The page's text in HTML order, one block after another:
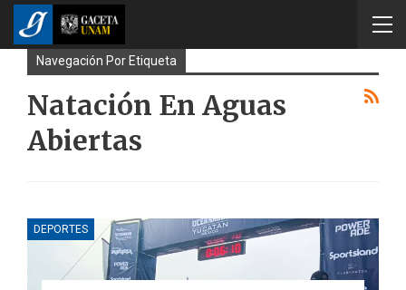
Navegación Por Etiqueta
Natación En Aguas
Abiertas
DEPORTES